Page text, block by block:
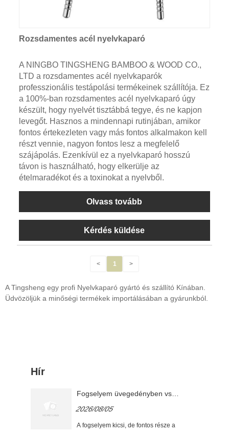
Rozsdamentes acél nyelvkaparó
A NINGBO TINGSHENG BAMBOO & WOOD CO.,
LTD a rozsdamentes acél nyelvkaparók
professzionális testápolási termékeinek szállítója. Ez
a 100%-ban rozsdamentes acél nyelvkaparó úgy
készült, hogy nyelvét tisztábbá tegye, és ne kapjon
levegőt. Hasznos a mindennapi rutinjában, amikor
fontos értekezleten vagy más fontos alkalmakon kell
részt vennie, nagyon fontos lesz a megfelelő
szájápolás. Ezenkívül ez a nyelvkaparó hosszú
távon is használható, hogy elkerülje az
ételmaradékot és a toxinokat a nyelvből.
Olvass tovább
Kérdés küldése
< 1 >
A Tingsheng egy profi Nyelvkaparó gyártó és szállító Kínában.
Üdvözöljük a minőségi termékek importálásában a gyárunkból.
Hír
Fogselyem üvegedényben vs
különbség?
2026/08/05
A fogselyem kicsi, de fontos része a